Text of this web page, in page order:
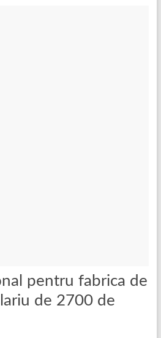
pentru fabrica de
de 2700 de